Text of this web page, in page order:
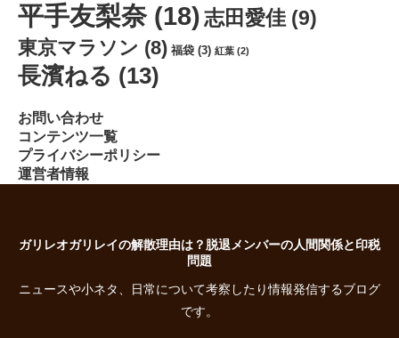
平手友梨奈(18)志田愛佳 (9)
東京マラソン (8) 福袋 (3) 紅葉 (2)
長濱ねる (13)
お問い合わせ
コンテンツ一覧
プライバシーポリシー
運営者情報
ガリレオガリレイの解散理由は？脱退メンバーの人間関係と印税
問題
ニュースや小ネタ、日常について考察したり情報発信するブログ
です。